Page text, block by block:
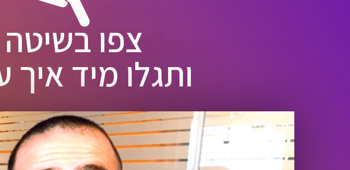
צפו
ותגלו מיד